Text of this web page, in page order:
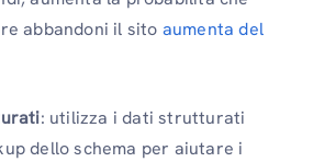
abbandoni il sito aumenta del
: utilizza i dati strutturati
dello schema per aiutare i